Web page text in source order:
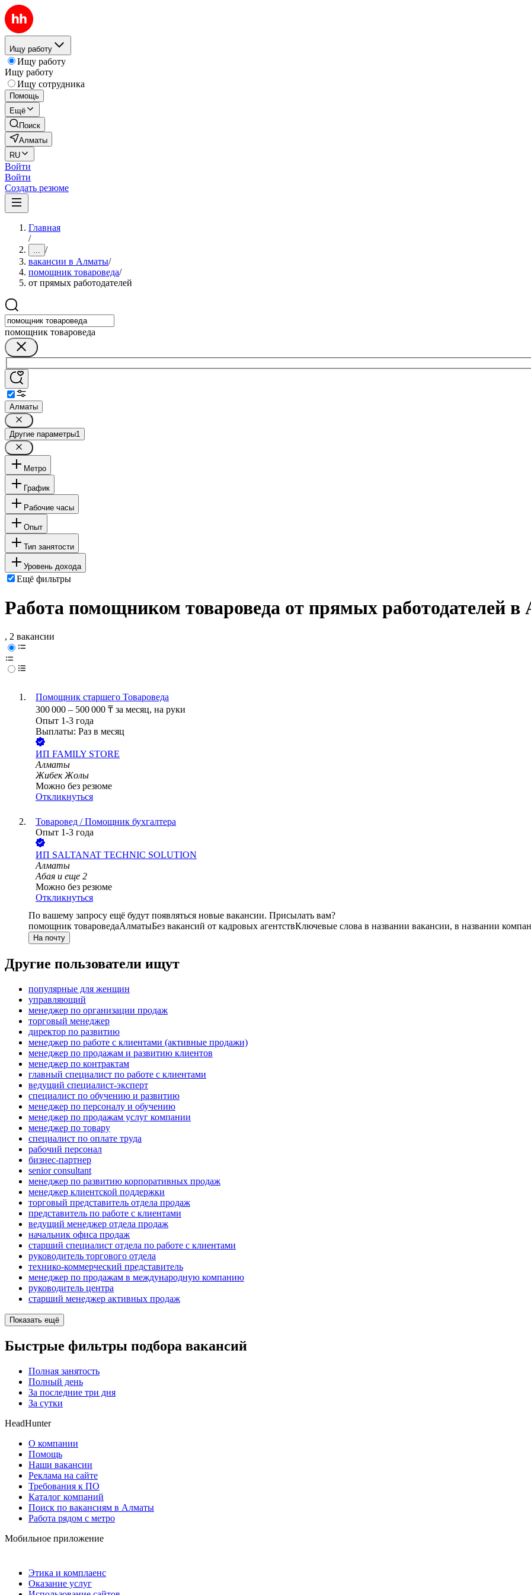
Ищу работу
Ищу работу
Ищу работу
Ищу сотрудника
Помощь
Ещё
Поиск
Алматы
RU
Войти
Войти
Создать резюме
Главная
/
... /
вакансии в Алматы/
помощник товароведа/
от прямых работодателей
помощник товароведа
Алматы
Другие параметры1
Метро
График
Рабочие часы
Опыт
Тип занятости
Уровень дохода
Ещё фильтры
Работа помощником товароведа от прямых работодателей
, 2 вакансии
Помощник старшего Товароведа
300 000 – 500 000 ₸ за месяц, на руки
Опыт 1-3 года
Выплаты: Раз в месяц
ИП FAMILY STORE
Алматы
Жибек Жолы
Можно без резюме
Откликнуться
Товаровед / Помощник бухгалтера
Опыт 1-3 года
ИП SALTANAT TECHNIC SOLUTION
Алматы
Абая и еще 2
Можно без резюме
Откликнуться
По вашему запросу ещё будут появляться новые вакансии. Присылать вам?
помощник товароведаАлматыБез вакансий от кадровых агентствКлючевые слова в названии вакансии, в названии
На почту
Другие пользователи ищут
популярные для женщин
управляющий
менеджер по организации продаж
торговый менеджер
директор по развитию
менеджер по работе с клиентами (активные продажи)
менеджер по продажам и развитию клиентов
менеджер по контрактам
главный специалист по работе с клиентами
ведущий специалист-эксперт
специалист по обучению и развитию
менеджер по персоналу и обучению
менеджер по продажам услуг компании
менеджер по товару
специалист по оплате труда
рабочий персонал
бизнес-партнер
senior consultant
менеджер по развитию корпоративных продаж
менеджер клиентской поддержки
торговый представитель отдела продаж
представитель по работе с клиентами
ведущий менеджер отдела продаж
начальник офиса продаж
старший специалист отдела по работе с клиентами
руководитель торгового отдела
технико-коммерческий представитель
менеджер по продажам в международную компанию
руководитель центра
старший менеджер активных продаж
Показать ещё
Быстрые фильтры подбора вакансий
Полная занятость
Полный день
За последние три дня
За сутки
HeadHunter
О компании
Помощь
Наши вакансии
Реклама на сайте
Требования к ПО
Каталог компаний
Поиск по вакансиям в Алматы
Работа рядом с метро
Мобильное приложение
Этика и комплаенс
Оказание услуг